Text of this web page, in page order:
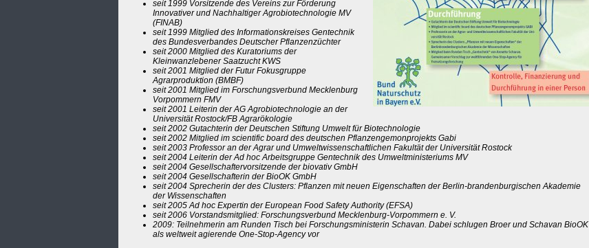
seit 1999 Vorsitzende des Vereins zur Förderung
Innovativer und Nachhaltiger Agrobiotechnologie MV
(FINAB)
seit 1999 Mitglied des Informationskreises Gentechnik
des Bundesverbandes Deutscher Pflanzenzüchter
seit 2000 Mitglied des Kuratoriums der
Kleinwanzlebener Saatzucht KWS
seit 2001 Mitglied der Futur Fokusgruppe
Agrarproduktion (BMBF)
seit 2001 Mitglied im Forschungsverbund Mecklenburg
Vorpommern FMV
seit 2001 Leiterin der AG Agrobiotechnologie an der
Universität Rostock/FB Agrarökologie
seit 2002 Gutachterin der Deutschen Stiftung Umwelt für Biotechnologie
seit 2002 Mitglied im scientific board des deutschen Pflanzengemonprojekts Gabi
seit 2003 Professor an der Agrar und Umweltwissenschaftlichen Fakultät der Universität Rostock
seit 2004 Leiterin der Ad hoc Arbeitsgruppe Gentechnik des Umweltministeriums MV
seit 2004 Gesellschaftervorsitzende der biovativ GmbH
seit 2004 Gesellschafterin der BioOK GmbH
seit 2004 Sprecherin der des Clusters: Pflanzen mit neuen Eigenschaften der Berlin-brandenburgischen Akademie
der Wissenschaften
seit 2005 Ad hoc Expertin der European Food Safety Authority (EFSA)
seit 2006 Vorstandsmitglied: Forschungsverbund Mecklenburg-Vorpommern e. V.
2009: Teilnehmerin am Runden Tisch bei Forschungsministerin Schavan. Dabei schlugen Broer und Schavan BioOK
als weltweit agierende One-Stop-Agency vor